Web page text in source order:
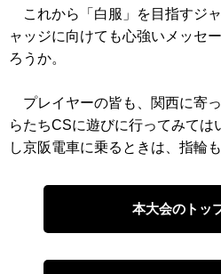
これから「白服」を目指すジ
ャッジに向けても心強いメッセ
ろうか。
プレイヤーの皆も、関西に寄
らたちCSに遊びに行ってみては
し京阪電車に乗るときは、指輪
本大会のトッ